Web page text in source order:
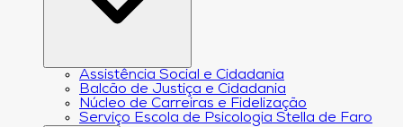
Assistência Social e Cidadania
Balcão de Justiça e Cidadania
Núcleo de Carreiras e Fidelização
Serviço Escola de Psicologia Stella de Faro